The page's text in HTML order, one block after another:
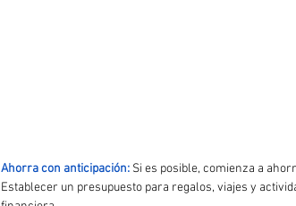
Ahorra con anticipación: Si es posible, comienza a
Establecer un presupuesto para regalos, viajes y